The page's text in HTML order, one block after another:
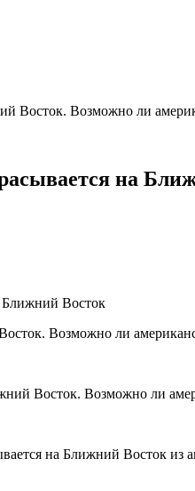
Возможно ли
на
Восток
на Ближний Восток из